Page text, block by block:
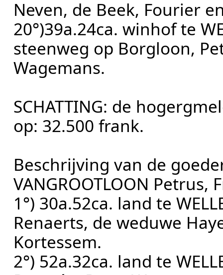
Neven, de Beek, Fourier
20°)39a.24ca. winhof te
steenweg op Borgloon,
Wagemans.
SCHATTING: de
op: 32.500 frank.
Beschrijving van de
VANGROOTLOON Petrus,
1°) 30a.52ca. land te
Renaerts, de weduwe
Kortessem.
2°) 52a.32ca. land te